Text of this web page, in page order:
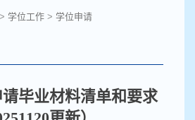
> 学位工作 > 学位申请
毕业材料清单和要求